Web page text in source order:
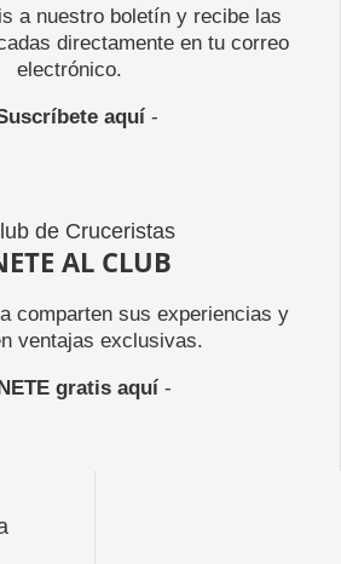
a nuestro boletín y recibe las
directamente en tu correo
electrónico.
aquí-
AL CLUB
comparten sus experiencias y
ventajas exclusivas.
gratis aquí-